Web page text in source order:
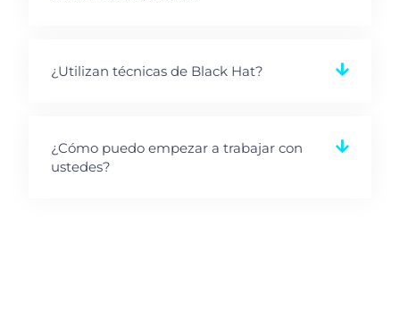
¿Utilizan técnicas de Black Hat?
¿Cómo puedo empezar a trabajar con
ustedes?